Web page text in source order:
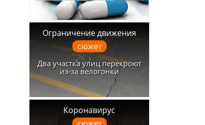
Ограничение движения
сюжет
Два участка улиц перекроют
из-за велогонки
Коронавирус